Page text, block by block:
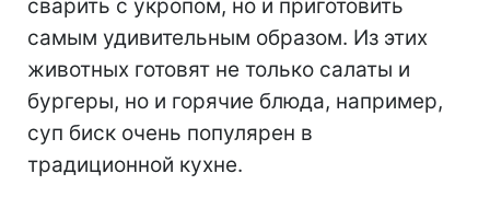
сварить с укропом, но и приготовить
самым удивительным образом. Из этих
животных готовят не только салаты и
бургеры, но и горячие блюда, например,
суп биск очень популярен в
традиционной кухне.